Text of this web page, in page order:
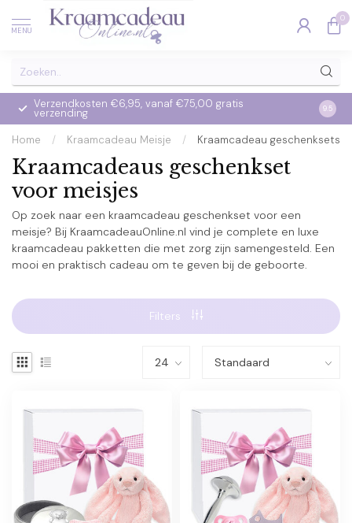
MENU
0
Verzendkosten €6,95, vanaf €75,00 gratis
verzending
Op
9.5
Home / Kraamcadeau Meisje / Kraamcadeau geschenksets
Kraamcadeaus geschenkset
voor meisjes
Op zoek naar een kraamcadeau geschenkset voor een
meisje? Bij KraamcadeauOnline.nl vind je complete en luxe
kraamcadeau pakketten die met zorg zijn samengesteld. Een
mooi en praktisch cadeau om te geven bij de geboorte.
Filters